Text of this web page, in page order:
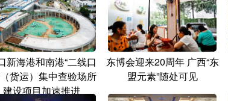
新海港和南港“二线口
（货运）集中查验场所
建设项目加速推进
东博会迎来20周年 广西“东
盟元素”随处可见